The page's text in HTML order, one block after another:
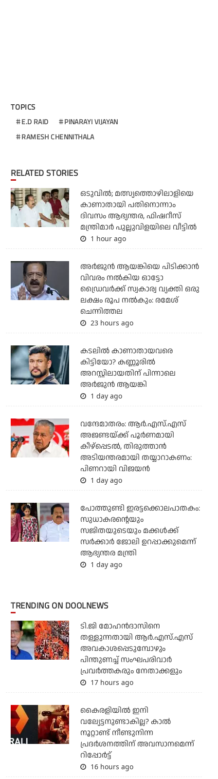
TOPICS
E.D RAID
PINARAYI VIJAYAN
RAMESH CHENNITHALA
RELATED STORIES
ഒടുവില്‍; മത്സ്യത്തൊഴിലാളിയെ
കാണാതായി പതിനൊന്നാം
ദിവസം ആഭ്യന്തര, ഫിഷറീസ്
മന്ത്രിമാര്‍ പുല്ലുവിളയിലെ വീട്ടില്‍
1 hour ago
അര്‍ജുന്‍ ആയങ്കിയെ പിടിക്കാന്‍
വിവരം നല്‍കിയ ഓട്ടോ
ഡ്രൈവര്‍ക്ക് സ്വകാര്വ വ്യക്തി ഒരു
ലക്ഷം രൂപ നല്‍കും: രമേശ്
ചെന്നിത്തല
23 hours ago
കടലില്‍ കാണാതായവരെ
കിട്ടിയോ? കണ്ണൂരില്‍
അറസ്റ്റിലായതിന് പിന്നാലെ
അര്‍ജുന്‍ ആയങ്കി
1 day ago
വന്ദേമാതരം: ആര്‍.എസ്.എസ്
അജണ്ടയ്ക്ക് പൂര്‍ണമായി
കീഴ്‌പ്പെടല്‍, തിരുത്താന്‍
അടിയന്തരമായി തയ്യാറാകണം:
പിണറായി വിജയന്‍
1 day ago
പോത്തുണ്ടി ഇരട്ടക്കൊലപാതകം:
സുധാകരന്റെയും
സജിതയുടെയും മക്കള്‍ക്ക്
സര്‍ക്കാര്‍ ജോലി ഉറപ്പാക്കുമെന്ന്
ആഭ്യന്തര മന്ത്രി
1 day ago
TRENDING ON DOOLNEWS
ടി.ജി മോഹന്‍ദാസിനെ
തള്ളുന്നതായി ആര്‍.എസ്.എസ്
അവകാശപ്പെടുമ്പോഴും
പിന്തുണച്ച് സംഘപരിവാര്‍
പ്രവര്‍ത്തകരും നേതാക്കളും
17 hours ago
കൈരളിയില്‍ ഇനി
വല്യേട്ടനുണ്ടാകില്ല? കാല്‍
നൂറ്റാണ്ട് നീണ്ടുനിന്ന
പ്രദര്‍ശനത്തിന് അവസാനമെന്ന്
റിപ്പോര്‍ട്ട്
16 hours ago